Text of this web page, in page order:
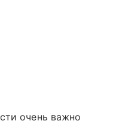
очень важно